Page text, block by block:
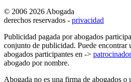
© 2006 2026 Abogada
derechos reservados - privacidad
Publicidad pagada por abogados
conjunto de publicidad. Puede encontrar
abogados participantes en ->
abogado por nombre.
Abogada no es una firma de abogados o